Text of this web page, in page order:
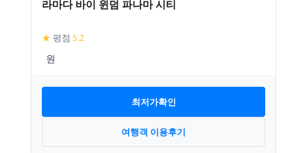
라마다 바이 윈덤 파나마 시티
★ 평점 5.2
최저가확인
여행객 이용후기